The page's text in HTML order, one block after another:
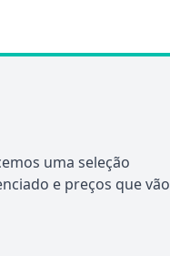
uma seleção
e preços que vão